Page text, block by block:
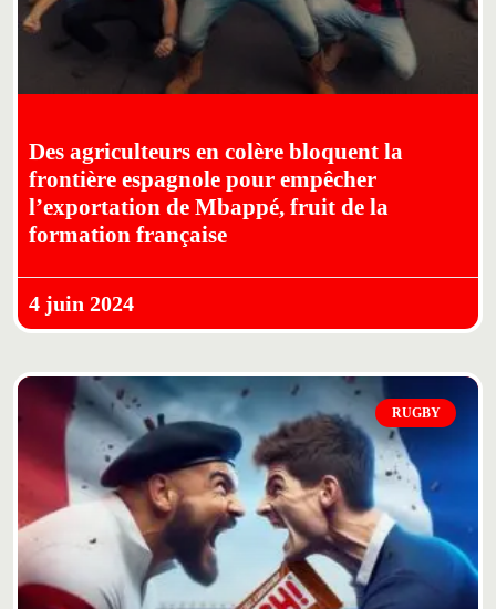
Des agriculteurs en colère bloquent la
frontière espagnole pour empêcher
l’exportation de Mbappé, fruit de la
formation française
4 juin 2024
RUGBY